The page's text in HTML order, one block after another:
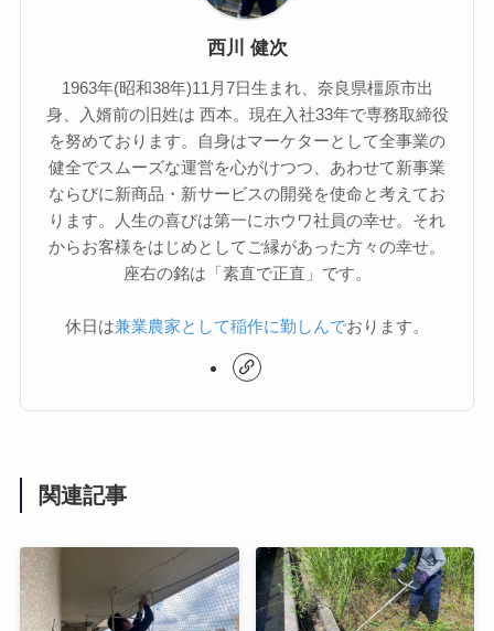
西川 健次
1963年(昭和38年)11月7日生まれ、奈良県橿原市出
身、入婿前の旧姓は 西本。現在入社33年で専務取締役
を努めております。自身はマーケターとして全事業の
健全でスムーズな運営を心がけつつ、あわせて新事業
ならびに新商品・新サービスの開発を使命と考えてお
ります。人生の喜びは第一にホウワ社員の幸せ。それ
からお客様をはじめとしてご縁があった方々の幸せ。
座右の銘は「素直で正直」です。
休日は兼業農家として稲作に勤しんでおります。
関連記事